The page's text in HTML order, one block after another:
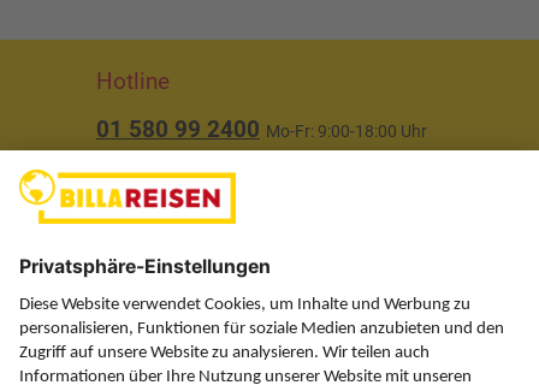
Hotline
01 580 99 2400 Mo-Fr: 9:00-18:00 Uhr
(ausgenommen Feiertage)
Über uns
Service
Information
Folgen Sie uns auf